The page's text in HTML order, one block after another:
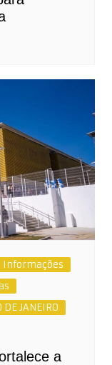
Informações
DE JANEIRO
a